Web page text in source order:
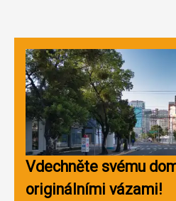
Vdechněte svému
originálními vázami!